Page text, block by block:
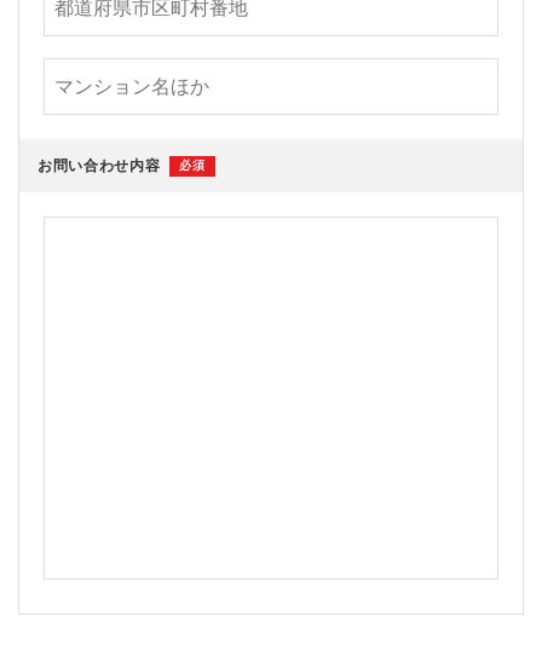
お問い合わせ内容 必須